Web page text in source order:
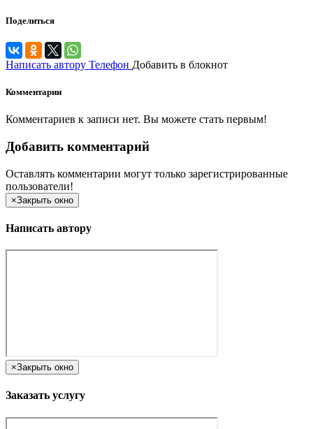
Поделиться
Написать автору Телефон Добавить в блокнот
Комментарии
Комментариев к записи нет. Вы можете стать первым!
Добавить комментарий
Оставлять комментарии могут только зарегистрированные
пользователи!
×Закрыть окно
Написать автору
×Закрыть окно
Заказать услугу